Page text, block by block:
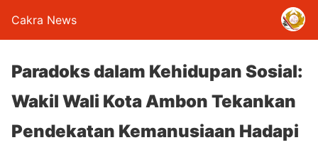
Cakra News
Paradoks dalam Kehidupan Sosial:
Wakil Wali Kota Ambon Tekankan
Pendekatan Kemanusiaan Hadapi